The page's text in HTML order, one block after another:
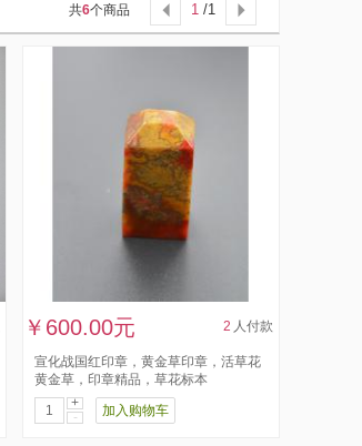
共6个商品  1 /1 
￥600.00元 2 人付款
宣化战国红印章，黄金草印章，活草花
黄金草，印章精品，草花标本
+
-
加入购物车